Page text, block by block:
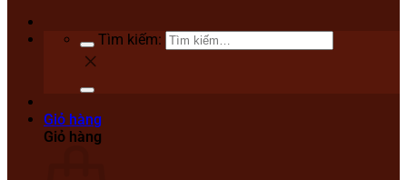
Tìm kiếm:
Giỏ hàng
Giỏ hàng